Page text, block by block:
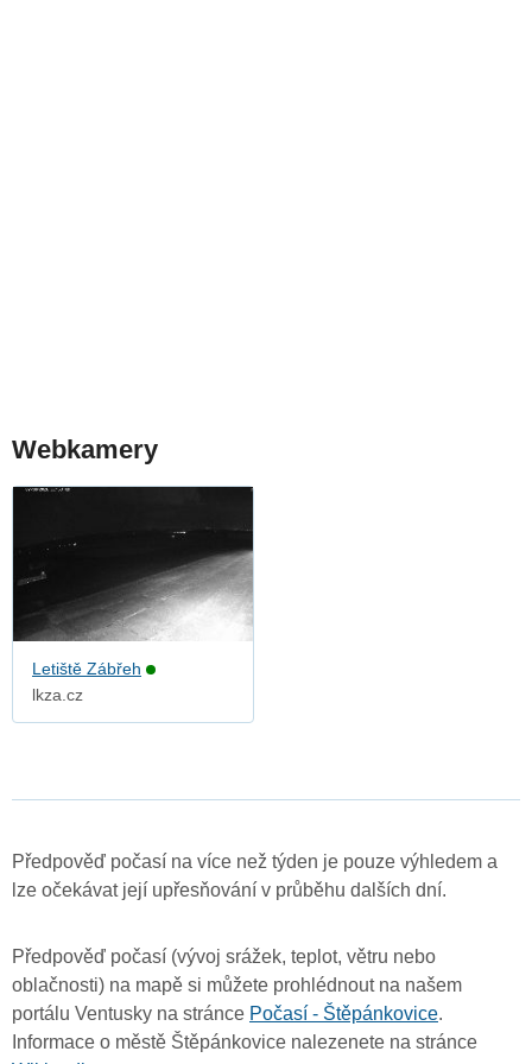
Webkamery
Letiště Zábřeh
lkza.cz
Předpověď počasí na více než týden je pouze výhledem a
lze očekávat její upřesňování v průběhu dalších dní.
Předpověď počasí (vývoj srážek, teplot, větru nebo
oblačnosti) na mapě si můžete prohlédnout na našem
portálu Ventusky na stránce Počasí - Štěpánkovice.
Informace o městě Štěpánkovice nalezenete na stránce